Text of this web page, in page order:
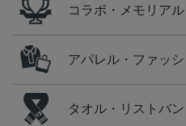
コラボ・メモリア
アパレル・ファッ
タオル・リストバン